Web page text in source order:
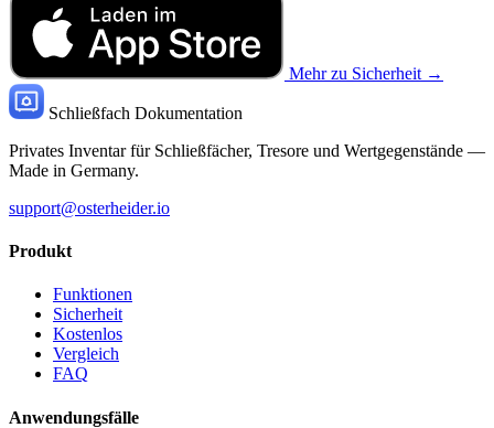
Mehr zu Sicherheit →
Schließfach Dokumentation
Privates Inventar für Schließfächer, Tresore und Wertgegenstände —
Made in Germany.
support@osterheider.io
Produkt
Funktionen
Sicherheit
Kostenlos
Vergleich
FAQ
Anwendungsfälle